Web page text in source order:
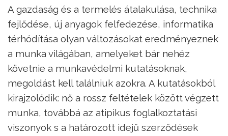
A gazdaság és a termelés átalakulása, technika
fejlődése, új anyagok felfedezése, informatika
térhódítása olyan változásokat eredményeznek
a munka világában, amelyeket bár nehéz
követnie a munkavédelmi kutatásoknak,
megoldást kell találniuk azokra. A kutatásokból
kirajzolódik: nő a rossz feltételek között végzett
munka, továbbá az atipikus foglalkoztatási
viszonyok s a határozott idejű szerződések